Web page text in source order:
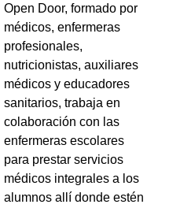
Open Door, formado por
médicos, enfermeras
profesionales,
nutricionistas, auxiliares
médicos y educadores
sanitarios, trabaja en
colaboración con las
enfermeras escolares
para prestar servicios
médicos integrales a los
alumnos allí donde estén